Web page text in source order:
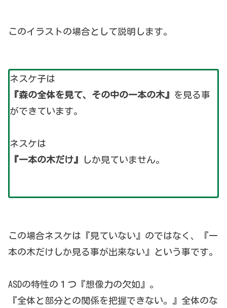
このイラストの場合として説明します。
ネスケ子は
『森の全体を見て、その中の一本の木』
を見る事
ができています。
ネスケは
『一本の木だけ』
しか見ていません。
この場合ネスケは『見ていない』のではなく、『一
本の木だけしか見る事が出来ない』という事です。
ASDの特性の１つ『想像力の欠如』。
『全体と部分との関係を把握できない。』全体のな